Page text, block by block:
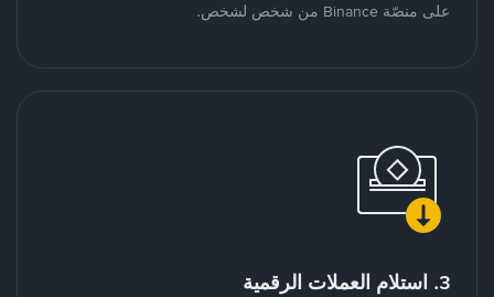
على منصّة Binance من شخص لشخص.
3. استلام العملات الرقمية